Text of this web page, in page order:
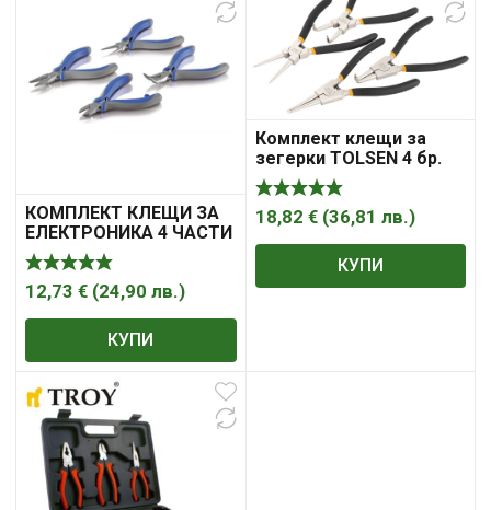
КОМПЛЕКТ КЛЕЩИ ЗА
ЕЛЕКТРОНИКА 4 ЧАСТИ
ERBA
12,73 € (24,90 лв.)
КУПИ
Комплект клещи за
зегерки TOLSEN 4 бр.
TOLSEN Дължина: 180
mm
18,82 € (36,81 лв.)
КУПИ